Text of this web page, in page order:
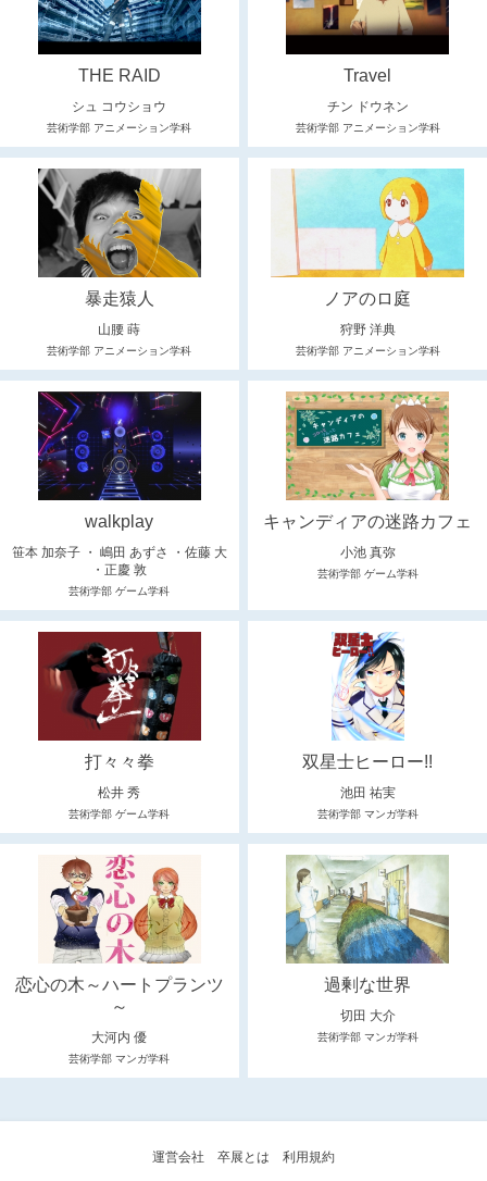
THE RAID
シュ コウショウ
芸術学部 アニメーション学科
Travel
チン ドウネン
芸術学部 アニメーション学科
暴走猿人
山腰 蒔
芸術学部 アニメーション学科
ノアのロ庭
狩野 洋典
芸術学部 アニメーション学科
walkplay
笹本 加奈子 ・ 嶋田 あずさ ・佐藤 大
・正慶 敦
芸術学部 ゲーム学科
キャンディアの迷路カフェ
小池 真弥
芸術学部 ゲーム学科
打々々拳
松井 秀
芸術学部 ゲーム学科
双星士ヒーロー!!
池田 祐実
芸術学部 マンガ学科
恋心の木～ハートプランツ
～
大河内 優
芸術学部 マンガ学科
過剰な世界
切田 大介
芸術学部 マンガ学科
運営会社 卒展とは 利用規約